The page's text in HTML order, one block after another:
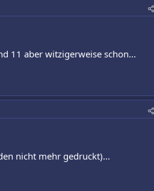
11 aber witzigerweise schon...
nicht mehr gedruckt)...